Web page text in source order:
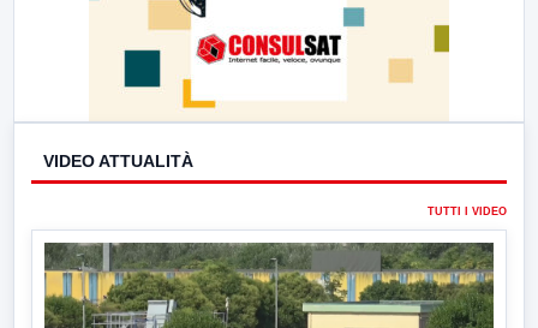
VIDEO ATTUALITÀ
TUTTI I VIDEO